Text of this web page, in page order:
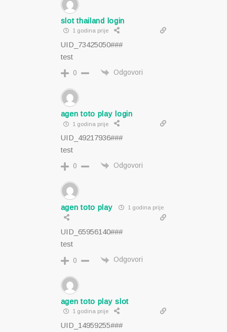
slot thailand login
1 godina prije
UID_73425050###
test
0 Odgovori
agen toto play login
1 godina prije
UID_49217936###
test
0 Odgovori
agen toto play 1 godina prije
UID_65956140###
test
0 Odgovori
agen toto play slot
1 godina prije
UID_14959255###